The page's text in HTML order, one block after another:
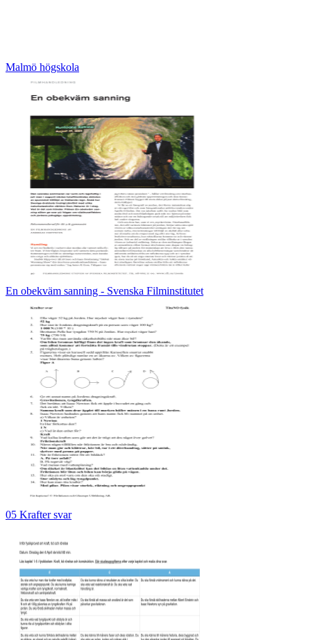
Malmö högskola
En obekväm sanning - Svenska Filminstitutet
05 Krafter svar